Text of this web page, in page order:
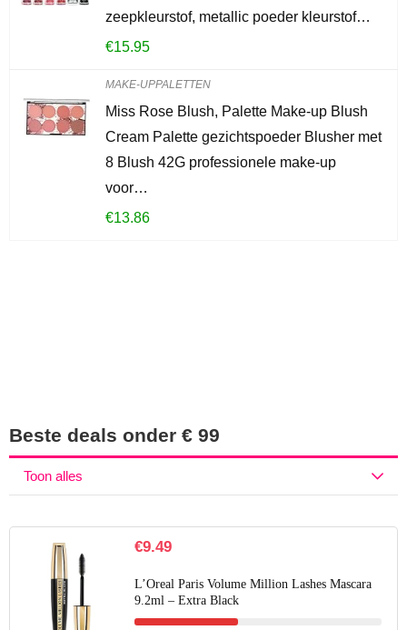
zeepkleurstof, metallic poeder kleurstof…
€15.95
MAKE-UPPALETTEN
Miss Rose Blush, Palette Make-up Blush
Cream Palette gezichtspoeder Blusher met
8 Blush 42G professionele make-up
voor…
€13.86
Beste deals onder € 99
Toon alles
€9.49
L’Oreal Paris Volume Million Lashes Mascara
9.2ml – Extra Black